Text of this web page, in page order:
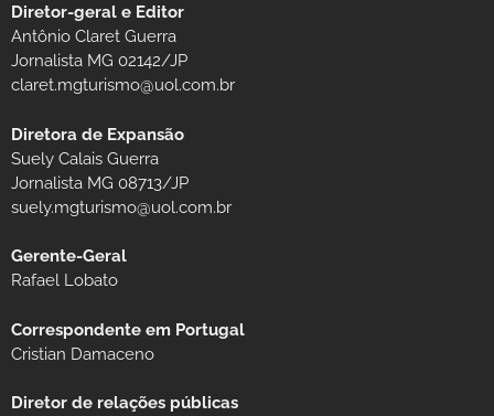
Diretor-geral e Editor
Antônio Claret Guerra
Jornalista MG 02142/JP
claret.mgturismo@uol.com.br
Diretora de Expansão
Suely Calais Guerra
Jornalista MG 08713/JP
suely.mgturismo@uol.com.br
Gerente-Geral
Rafael Lobato
Correspondente em Portugal
Cristian Damaceno
Diretor de relações públicas